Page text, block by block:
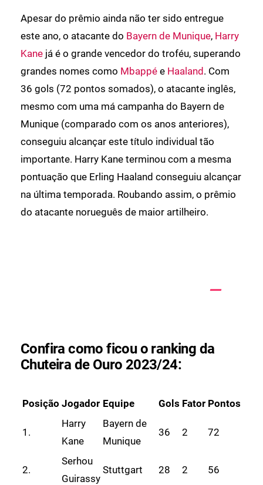
Apesar do prêmio ainda não ter sido entregue
este ano, o atacante do Bayern de Munique, Harry
Kane já é o grande vencedor do troféu, superando
grandes nomes como Mbappé e Haaland. Com
36 gols (72 pontos somados), o atacante inglês,
mesmo com uma má campanha do Bayern de
Munique (comparado com os anos anteriores),
conseguiu alcançar este título individual tão
importante. Harry Kane terminou com a mesma
pontuação que Erling Haaland conseguiu alcançar
na última temporada. Roubando assim, o prêmio
do atacante norueguês de maior artilheiro.
Confira como ficou o ranking da
Chuteira de Ouro 2023/24:
Posição Jogador Equipe Gols Fator Pontos
1.
Harry
Kane
Bayern de
Munique
36 2 72
2.
Serhou
Guirassy
Stuttgart 28 2 56